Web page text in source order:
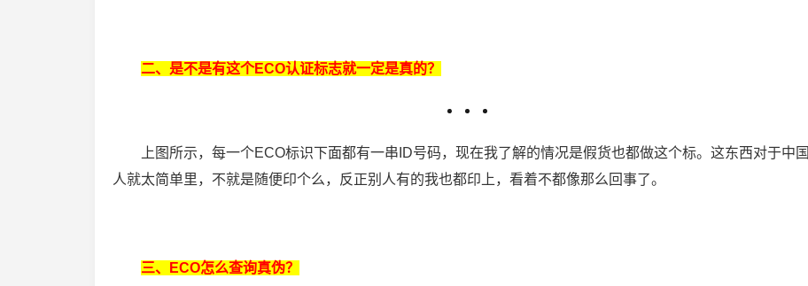
二、是不是有这个ECO认证标志就一定是真的？
上图所示，每一个ECO标识下面都有一串ID号码，现在我了解的情况是假货也都做这个标。这东西对于中国
人就太简单里，不就是随便印个么，反正别人有的我也都印上，看着不都像那么回事了。
三、ECO怎么查询真伪？